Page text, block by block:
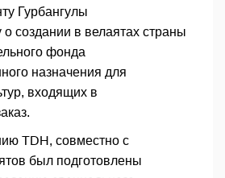
Гурбангулы
создании в велаятах страны
фонда
назначения для
входящих в
TDH, совместно с
был подготовлены